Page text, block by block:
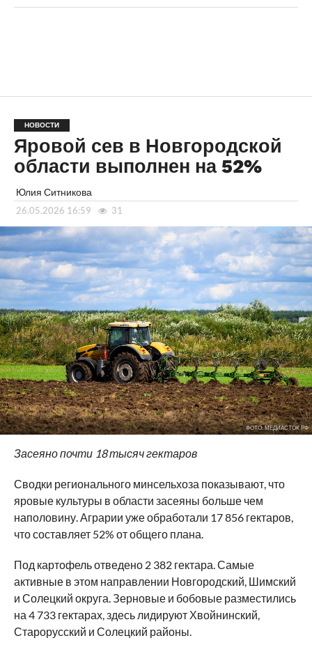
НОВОСТИ
Яровой сев в Новгородской
области выполнен на 52%
Юлия Ситникова
26.05.2026 16:59 31
ФОТО: МЕДИАСТОК.РФ
Засеяно почти 18 тысяч гектаров
Сводки регионального минсельхоза показывают, что
яровые культуры в области засеяны больше чем
наполовину. Аграрии уже обработали 17 856 гектаров,
что составляет 52% от общего плана.
Под картофель отведено 2 382 гектара. Самые
активные в этом направлении Новгородский, Шимский
и Солецкий округа. Зерновые и бобовые разместились
на 4 733 гектарах, здесь лидируют Хвойнинский,
Старорусский и Солецкий районы.